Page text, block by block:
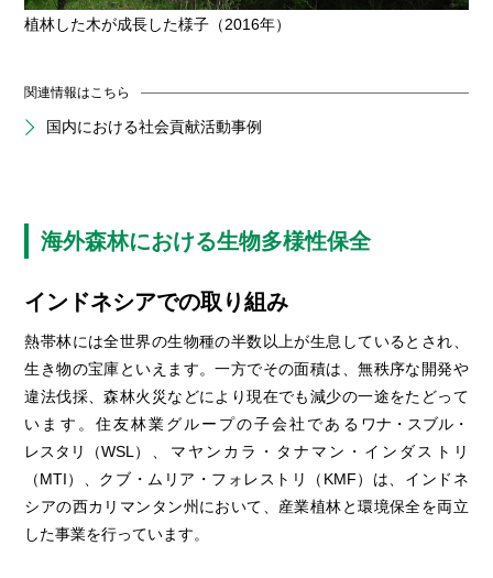
植林した木が成長した様子（2016年）
関連情報はこちら
国内における社会貢献活動事例
海外森林における生物多様性保全
インドネシアでの取り組み
熱帯林には全世界の生物種の半数以上が生息しているとされ、
生き物の宝庫といえます。一方でその面積は、無秩序な開発や
違法伐採、森林火災などにより現在でも減少の一途をたどって
います。住友林業グループの子会社である ワナ・ スブル・
レスタリ
（WSL）
、マヤンカラ・タナマン・インダストリ
（MTI）
、クブ・ムリア・フォレストリ（KMF）は、インドネ
シアの西カリマンタン州において、産業植林と環境保全を両立
した事業を行っています。